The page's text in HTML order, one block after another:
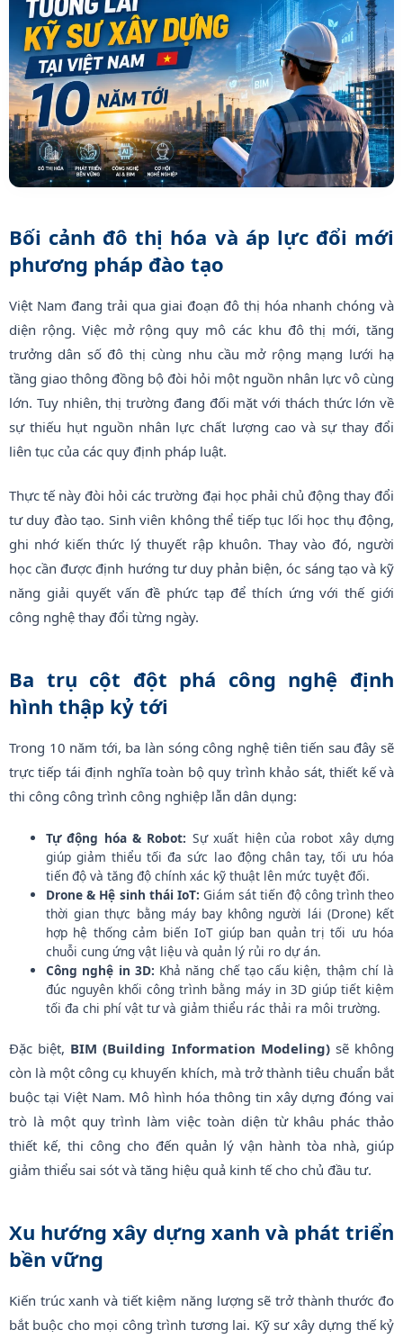
Bối cảnh đô thị hóa và áp lực đổi mới
phương pháp đào tạo
Việt Nam đang trải qua giai đoạn đô thị hóa nhanh chóng và
diện rộng. Việc mở rộng quy mô các khu đô thị mới, tăng
trưởng dân số đô thị cùng nhu cầu mở rộng mạng lưới hạ
tầng giao thông đồng bộ đòi hỏi một nguồn nhân lực vô cùng
lớn. Tuy nhiên, thị trường đang đối mặt với thách thức lớn về
sự thiếu hụt nguồn nhân lực chất lượng cao và sự thay đổi
liên tục của các quy định pháp luật.
Thực tế này đòi hỏi các trường đại học phải chủ động thay đổi
tư duy đào tạo. Sinh viên không thể tiếp tục lối học thụ động,
ghi nhớ kiến thức lý thuyết rập khuôn. Thay vào đó, người
học cần được định hướng tư duy phản biện, óc sáng tạo và kỹ
năng giải quyết vấn đề phức tạp để thích ứng với thế giới
công nghệ thay đổi từng ngày.
Ba trụ cột đột phá công nghệ định
hình thập kỷ tới
Trong 10 năm tới, ba làn sóng công nghệ tiên tiến sau đây sẽ
trực tiếp tái định nghĩa toàn bộ quy trình khảo sát, thiết kế và
thi công công trình công nghiệp lẫn dân dụng:
Tự động hóa & Robot: Sự xuất hiện của robot xây dựng
giúp giảm thiểu tối đa sức lao động chân tay, tối ưu hóa
tiến độ và tăng độ chính xác kỹ thuật lên mức tuyệt đối.
Drone & Hệ sinh thái IoT: Giám sát tiến độ công trình theo
thời gian thực bằng máy bay không người lái (Drone) kết
hợp hệ thống cảm biến IoT giúp ban quản trị tối ưu hóa
chuỗi cung ứng vật liệu và quản lý rủi ro dự án.
Công nghệ in 3D: Khả năng chế tạo cấu kiện, thậm chí là
đúc nguyên khối công trình bằng máy in 3D giúp tiết kiệm
tối đa chi phí vật tư và giảm thiểu rác thải ra môi trường.
Đặc biệt, BIM (Building Information Modeling)sẽ không
còn là một công cụ khuyến khích, mà trở thành tiêu chuẩn bắt
buộc tại Việt Nam. Mô hình hóa thông tin xây dựng đóng vai
trò là một quy trình làm việc toàn diện từ khâu phác thảo
thiết kế, thi công cho đến quản lý vận hành tòa nhà, giúp
giảm thiểu sai sót và tăng hiệu quả kinh tế cho chủ đầu tư.
Xu hướng xây dựng xanh và phát triển
bền vững
Kiến trúc xanh và tiết kiệm năng lượng sẽ trở thành thước đo
bắt buộc cho mọi công trình tương lai. Kỹ sư xây dựng thế kỷ